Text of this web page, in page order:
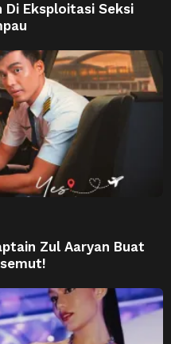
Di Eksploitasi Seksi
Zul Aaryan Buat